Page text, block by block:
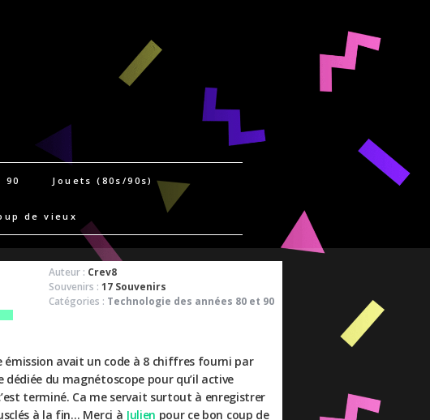
90 Jouets (80s/90s)
de vieux
Auteur : Crev8
Souvenirs : 17 Souvenirs
Catégories : Technologie des années 80 et 90
émission avait un code à 8 chiffres fourni par
du magnétoscope pour qu’il active
terminé. Ca me servait surtout à enregistrer
à la fin… Merci à Julien pour ce bon coup de